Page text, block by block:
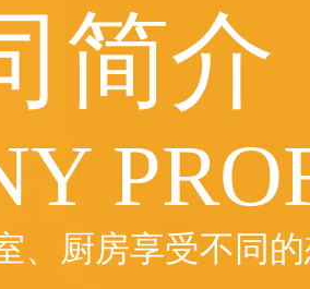
简介
、厨房享受不同